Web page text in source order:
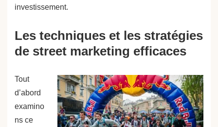
investissement.
Les techniques et les stratégies
de street marketing efficaces
Tout
d’abord
examino
ns ce